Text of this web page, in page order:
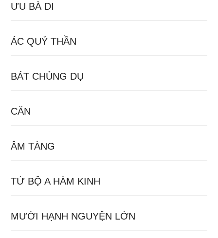
ƯU BÀ DI
ÁC QUỶ THẦN
BÁT CHỦNG DỤ
CĂN
ÂM TÀNG
TỨ BỘ A HÀM KINH
MƯỜI HẠNH NGUYỆN LỚN